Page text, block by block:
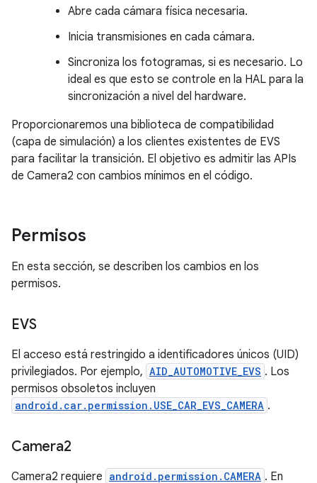
Abre cada cámara física necesaria.
Inicia transmisiones en cada cámara.
Sincroniza los fotogramas, si es necesario. Lo
ideal es que esto se controle en la HAL para la
sincronización a nivel del hardware.
Proporcionaremos una biblioteca de compatibilidad
(capa de simulación) a los clientes existentes de EVS
para facilitar la transición. El objetivo es admitir las APIs
de Camera2 con cambios mínimos en el código.
Permisos
En esta sección, se describen los cambios en los
permisos.
EVS
El acceso está restringido a identificadores únicos (UID)
privilegiados. Por ejemplo, AID_AUTOMOTIVE_EVS . Los
permisos obsoletos incluyen
android.car.permission.USE_CAR_EVS_CAMERA .
Camera2
Camera2 requiere android.permission.CAMERA . En